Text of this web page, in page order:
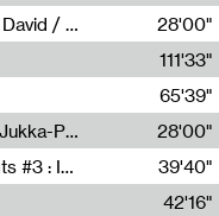
Radia Show #1109 : Funfair by Marius David / JET FM
28'00"
111'33"
Sarah Tritz,Elene Lapiashivili,Justin Marconnet,Mateo Cuche,Esther Lechevalier,Suzie Lecroart,Romance Castelet
65'39"
Radia Show #1108 : as or another by Jukka-Pekka Kervinen / Rádio Zero
28'00"
Sous le paysage - Habiter les éléments #3 : Interprétations, rituels et symboliques des éléments
39'40"
42'16"